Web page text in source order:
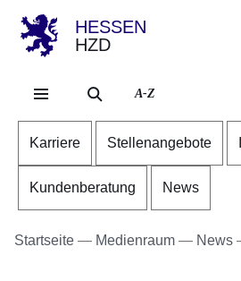
HESSEN
HZD
A-Z
Karriere Stellenangebote
Kundenberatung News
Startseite Medienraum News